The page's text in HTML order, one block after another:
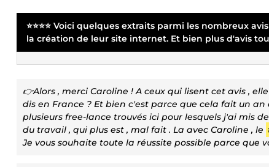
⭐⭐⭐⭐ Voici quelques extraits parmi les nombreux
la création de leur site internet. Et bien plus d'avis tout
👉Alors , merci Caroline ! A ceux qui lisent cet avis ,
dis en France ? Et bien c'est parce que cela fait un
plusieurs free-lance trouvés ici pour lesquels j'ai mis
du travail , qui plus est , mal fait . La avec Caroline , le
Je vous souhaite toute la réussite possible parce que